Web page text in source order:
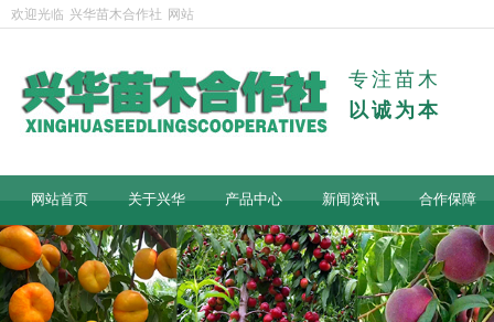
欢迎光临 兴华苗木合作社 网站
专注苗木
以诚为本
网站首页 关于兴华 产品中心 新闻资讯 合作保障